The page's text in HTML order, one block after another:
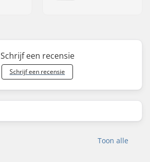
Schrijf een recensie
Schrijf een recensie
Toon alle